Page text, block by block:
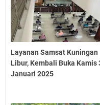
Layanan Samsat Kuningan
Libur, Kembali Buka Kamis
Januari 2025